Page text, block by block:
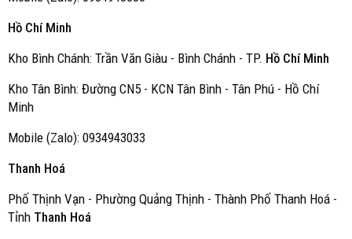
Hồ Chí Minh
Kho Bình Chánh: Trần Văn Giàu - Bình Chánh - TP. Hồ Chí Minh
Kho Tân Bình: Đường CN5 - KCN Tân Bình - Tân Phú - Hồ Chí
Minh
Mobile (Zalo): 0934943033
Thanh Hoá
Phố Thịnh Vạn - Phường Quảng Thịnh - Thành Phố Thanh Hoá -
Tỉnh Thanh Hoá